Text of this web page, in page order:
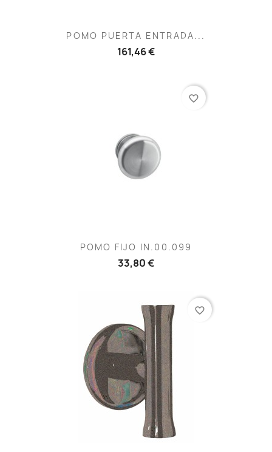
POMO PUERTA ENTRADA...
161,46 €
POMO FIJO IN.00.099
33,80 €
favorite_border
favorite_border